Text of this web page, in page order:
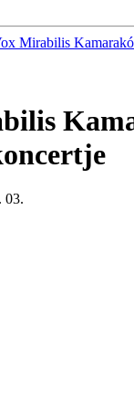
Mirabilis
03.